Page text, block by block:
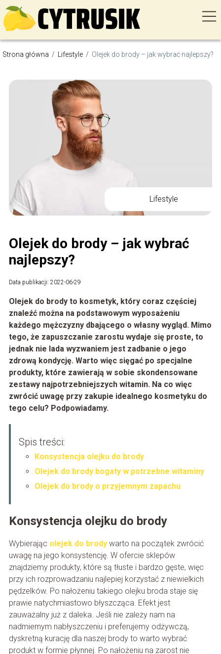
Strona główna / Lifestyle / Olejek do brody – jak wybrać najlepszy?
Lifestyle
Olejek do brody – jak wybrać
najlepszy?
Data publikacji: 2022-06-29
Olejek do brody to kosmetyk, który coraz częściej
znaleźć można na podstawowym wyposażeniu
każdego mężczyzny dbającego o własny wygląd. Mimo
tego, że zapuszczanie zarostu wydaje się proste, to
jednak nie lada wyzwaniem jest zadbanie o jego
zdrową kondycję. Warto więc sięgać po specjalne
produkty, które zawierają w sobie skondensowane
zestawy najpotrzebniejszych witamin. Na co więc
zwrócić uwagę przy zakupie idealnego kosmetyku do
tego celu? Podpowiadamy.
Spis treści:
Konsystencja olejku do brody
Olejek do brody bogaty w potrzebne witaminy
Olejek do brody o przyjemnym zapachu
Konsystencja olejku do brody
Wybierając olejek do brodywarto na początek zwrócić
uwagę na jego konsystencję. W ofercie sklepów
znajdziemy produkty, które są tłuste i bardzo gęste, więc
przy ich rozprowadzaniu najlepiej korzystać z niewielkich
pędzelków. Po nałożeniu takiego olejku broda staje się
prawie natychmiastowo błyszcząca. Efekt jest
zauważalny już z daleka. Jeśli nie zależy nam na
nadmiernym nabłyszczeniu i preferujemy odżywczą,
dyskretną kurację dla naszej brody to warto wybrać
produkt w formie płynnej. Po nałożeniu na zarost nie